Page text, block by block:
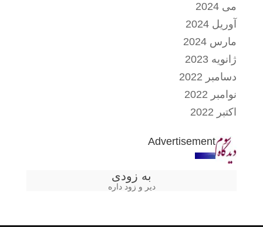
می 2024
آوریل 2024
مارس 2024
ژانویه 2023
دسامبر 2022
نوامبر 2022
اکتبر 2022
Advertisement
به زودی
دیر و زود داره